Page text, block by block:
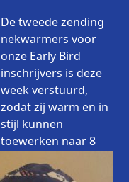
De tweede zending
nekwarmers voor
onze Early Bird
inschrijvers is deze
week verstuurd,
zodat zij warm en in
stijl kunnen
toewerken naar 8